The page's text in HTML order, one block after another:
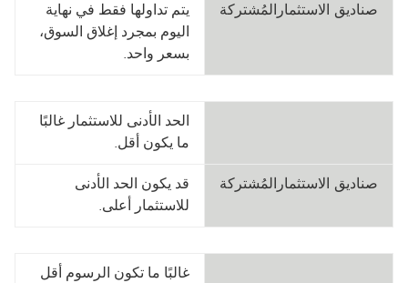
صناديق الاستثمارالمُشتركة
يتم تداولها فقط في نهاية
اليوم بمجرد إغلاق السوق،
بسعر واحد.
البورصة
الحد الأدنى للاستثمار غالبًا
ما يكون أقل.
صناديق الاستثمارالمُشتركة
قد يكون الحد الأدنى
للاستثمار أعلى.
غالبًا ما تكون الرسوم أقل